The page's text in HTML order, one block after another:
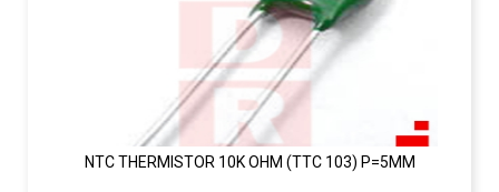
NTC THERMISTOR 10K OHM (TTC 103) P=5MM